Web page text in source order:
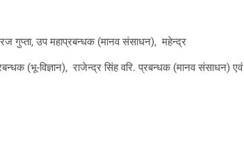
उप महाप्रबन्धक (मानव संसाधन), महेन्द्र
(भू-विज्ञान), राजेन्द्र सिंह वरि. प्रबन्धक (मानव संसाधन) एवं